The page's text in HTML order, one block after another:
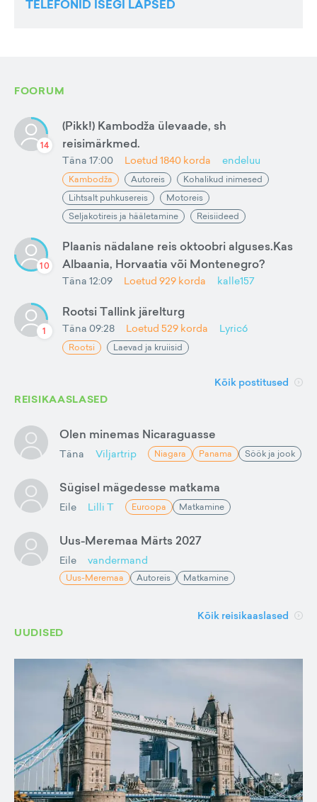
TELEFONID ISEGI LAPSED
FOORUM
14
(Pikk!) Kambodža ülevaade, sh
reisimärkmed.
Täna 17:00 Loetud 1840 korda endeluu
Kambodža Autoreis
Kohalikud inimesed
Lihtsalt puhkusereis
Motoreis
Seljakotireis ja hääletamine
Reisiideed
10
Plaanis nädalane reis oktoobri alguses.Kas
Albaania, Horvaatia või Montenegro?
Täna 12:09 Loetud 929 korda kalle157
1
Rootsi Tallink järelturg
Täna 09:28 Loetud 529 korda Lyric6
Rootsi Laevad ja kruiisid
Kõik postitused
REISIKAASLASED
Olen minemas Nicaraguasse
Täna Viljartrip Niagara Panama Söök ja jook
Sügisel mägedesse matkama
Eile Lilli T Euroopa Matkamine
Uus-Meremaa Märts 2027
Eile vandermand
Uus-Meremaa Autoreis Matkamine
Kõik reisikaaslased
UUDISED